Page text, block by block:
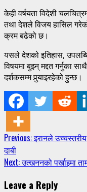
केही वर्षयता विदेशी
तथा देशले विजय हासिल
क्रम बढेको छ।
यसले देशको इतिहास,
विषयमा बुझ्न् मद्दत गर्नुका
दर्शकसम्म पुर्‍याइरहेको हुन्छ।
Continue
Reading
Previous:इरानले
दाबी
Next:उत्खननको पर्खाइमा
Leave a Reply